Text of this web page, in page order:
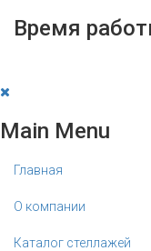
Время
Main Menu
Главная
О компании
Каталог стеллажей